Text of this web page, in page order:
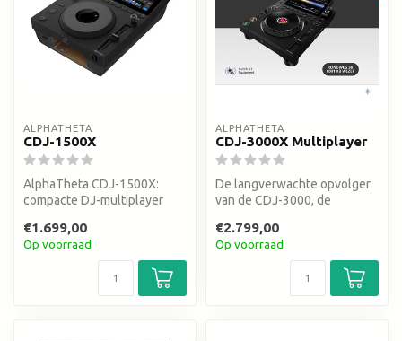
ALPHATHETA
CDJ-1500X
AlphaTheta CDJ-1500X:
compacte DJ-multiplayer
touchscree...
€1.699,00
Op voorraad
ALPHATHETA
CDJ-3000X Multiplayer
De langverwachte opvolger
van de CDJ-3000, de
CDJ-3000X. ...
€2.799,00
Op voorraad